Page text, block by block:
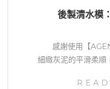
後製清水模
感謝使用【
細緻灰泥的平滑柔順